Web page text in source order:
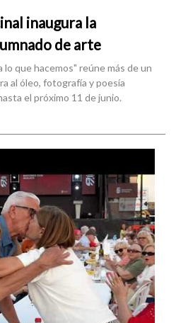
inaugura la
de arte
lo que hacemos" reúne más de un
al óleo, fotografía y poesía
el próximo 11 de junio.